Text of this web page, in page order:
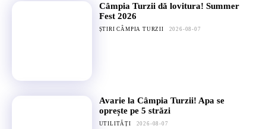
Câmpia Turzii dă lovitura! Summer
Fest 2026
ȘTIRI CÂMPIA TURZII 2026-08-07
Avarie la Câmpia Turzii! Apa se
oprește pe 5 străzi
UTILITĂȚI 2026-08-07